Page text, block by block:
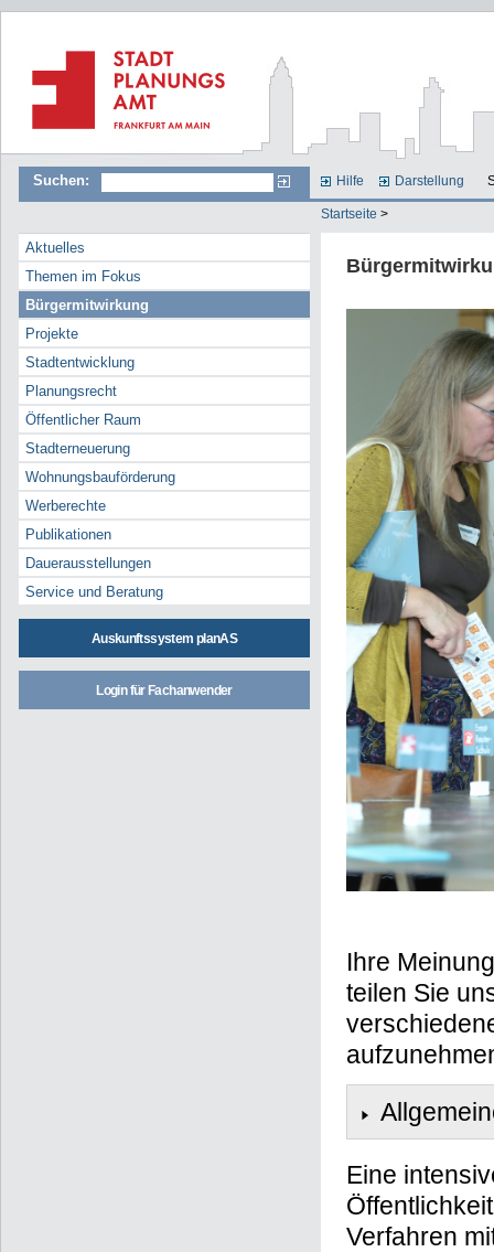
Suchen: Hilfe Darstellung
Startseite >
Aktuelles
Themen im Fokus
Bürgermitwirkung
Projekte
Stadtentwicklung
Planungsrecht
Öffentlicher Raum
Stadterneuerung
Wohnungsbauförderung
Werberechte
Publikationen
Dauerausstellungen
Service und Beratung
Auskunftssystem planAS
Login für Fachanwender
Ihre
teilen Sie
Eine
Verfahren